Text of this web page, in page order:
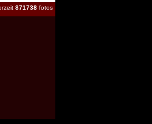
871738 fotos